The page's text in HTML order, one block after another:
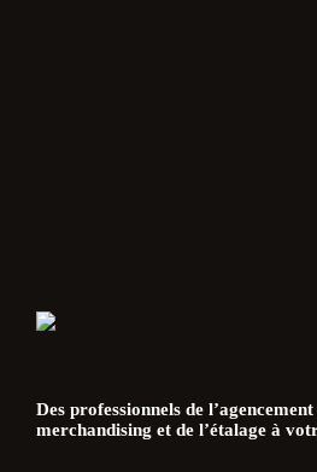
Des professionnels de
merchandising et de l’étalage à